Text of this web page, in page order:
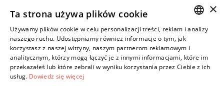
kontakt@im-narzedzia.pl
INFORMACJE
OFERTA
MOJE KONTO
ENGLISH
×
Ta strona używa plików cookie
Używamy plików cookie w celu personalizacji treści, reklam i analizy
naszego ruchu. Udostępniamy również informacje o tym, jak
korzystasz z naszej witryny, naszym partnerom reklamowym i
analitycznym, którzy mogą łączyć je z innymi informacjami, które im
przekazałeś lub które zebrali w wyniku korzystania przez Ciebie z ich
usług. Dowiedz się więcej